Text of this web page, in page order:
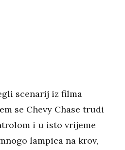
scenarij iz filma
se Chevy Chase trudi
i u isto vrijeme
lampica na krov,